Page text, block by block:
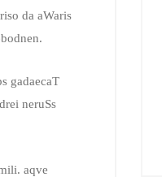
da aWaris
gadaecaT
neruSs
aqve